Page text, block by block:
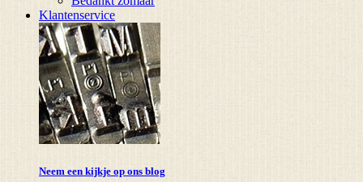
Klantenservice
Neem een kijkje op ons blog